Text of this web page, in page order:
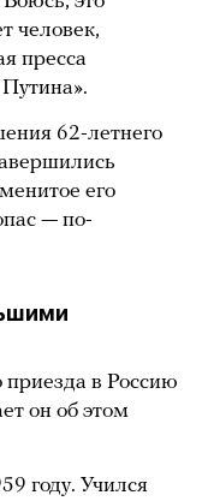
человек,
пресса
62-летнего
его
— по-
в Россию
он об этом
году. Учился